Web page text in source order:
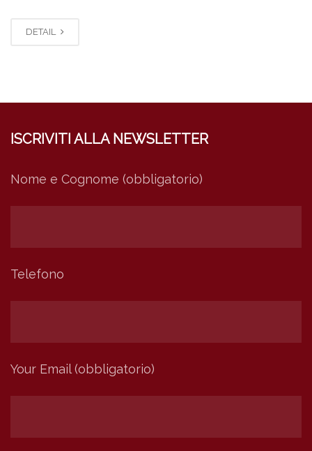
DETAIL
ISCRIVITI ALLA NEWSLETTER
Nome e Cognome (obbligatorio)
Telefono
Your Email (obbligatorio)